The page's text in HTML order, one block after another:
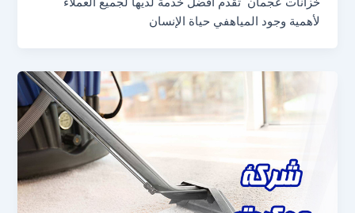
لأهمية وجود المياهفي حياة الإنسان